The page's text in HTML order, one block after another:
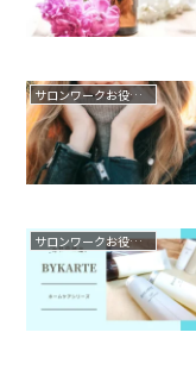
サロンワークお役立ち情報
サロンワークお役立ち情報